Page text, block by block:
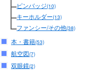
ピンバッジ(10)
キーホルダー(13)
ファンシー/その他(38)
本・書籍(53)
航空図(7)
双眼鏡(2)